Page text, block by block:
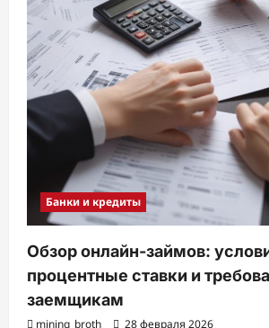
Банки и кредиты
Обзор онлайн-займов:
процентные ставки и
заемщикам
mining_broth 28 февраля 2026